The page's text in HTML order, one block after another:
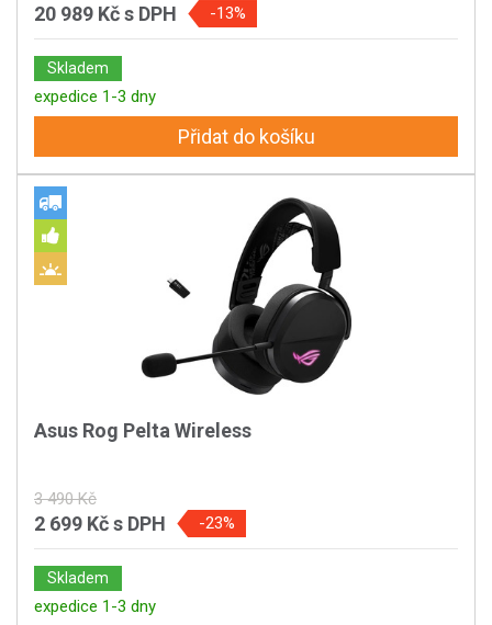
20 989 Kčs DPH -13%
Skladem
expedice 1-3 dny
Přidat do košíku
Asus Rog Pelta Wireless
3 490 Kč
2 699 Kčs DPH -23%
Skladem
expedice 1-3 dny